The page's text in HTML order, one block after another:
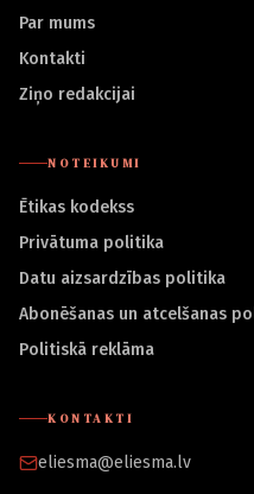
Par mums
Kontakti
Ziņo redakcijai
NOTEIKUMI
Ētikas kodekss
Privātuma politika
Datu aizsardzības politika
Abonēšanas un atcelšanas
Politiskā reklāma
KONTAKTI
eliesma@eliesma.lv